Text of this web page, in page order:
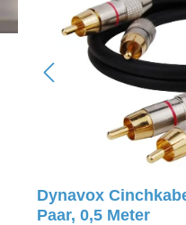
Dynavox
Paar, 0,5 Meter